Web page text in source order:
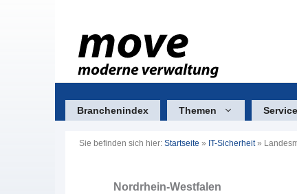
Branchenindex Themen Service
Sie befinden sich hier: Startseite » IT-Sicherheit»
Nordrhein-Westfalen